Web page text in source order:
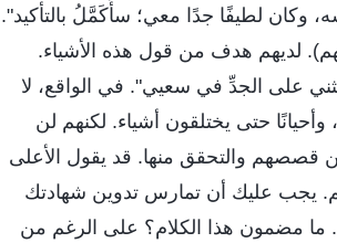
وكان لطيفًا جدًا معي؛ سأُكَمَّلُ بالتأكيد".
لديهم هدف من قول هذه الأشياء.
على الجدِّ في سعيي". في الواقع، لا
حتى يختلقون أشياء. لكنهم لن
قصصهم والتحقق منها. قد يقول الأعلى
يجب عليك أن تمارس تدوين شهادتك
ما مضمون هذا الكلام؟ على الرغم من